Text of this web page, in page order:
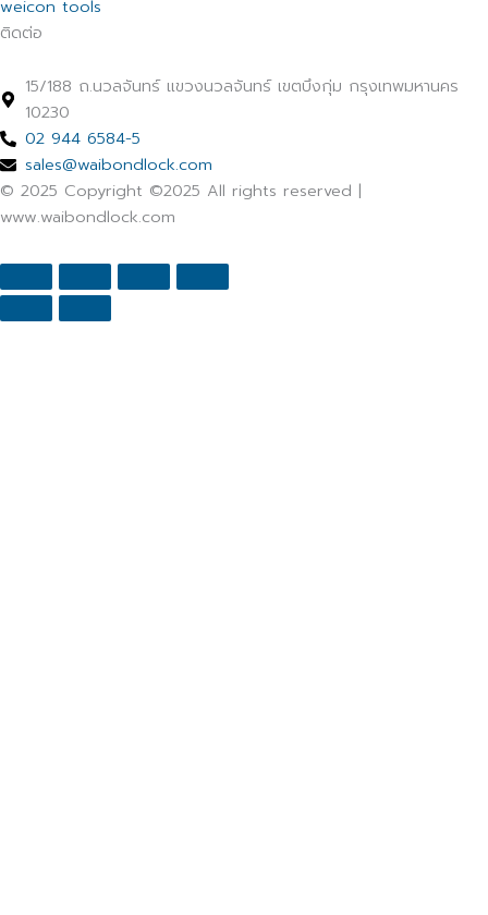
weicon tools
ติดต่อ
15/188 ถ.นวลจันทร์ แขวงนวลจันทร์ เขตบึงกุ่ม กรุงเทพมหานคร
10230
02 944 6584-5
sales@waibondlock.com
© 2025 Copyright ©2025 All rights reserved |
www.waibondlock.com